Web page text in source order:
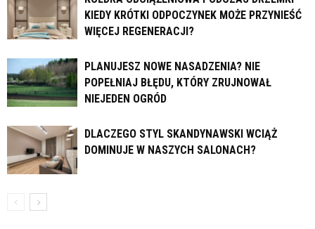
KIEDY KRÓTKI ODPOCZYNEK MOŻE PRZYNIEŚĆ
WIĘCEJ REGENERACJI?
PLANUJESZ NOWE NASADZENIA? NIE
POPEŁNIAJ BŁĘDU, KTÓRY ZRUJNOWAŁ
NIEJEDEN OGRÓD
DLACZEGO STYL SKANDYNAWSKI WCIĄŻ
DOMINUJE W NASZYCH SALONACH?